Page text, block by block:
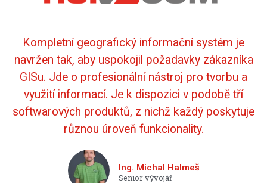
Kompletní geografický informační systém je
navržen tak, aby uspokojil požadavky zákazníka
GISu. Jde o profesionální nástroj pro tvorbu a
využití informací. Je k dispozici v podobě tří
softwarových produktů, z nichž každý poskytuje
různou úroveň funkcionality.
Ing. Michal Halmeš
Senior vývojář